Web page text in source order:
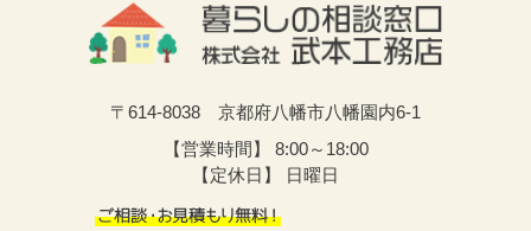
〒614-8038 京都府八幡市八幡園内6-1
【営業時間】
8:00～18:00
【定休日】
日曜日